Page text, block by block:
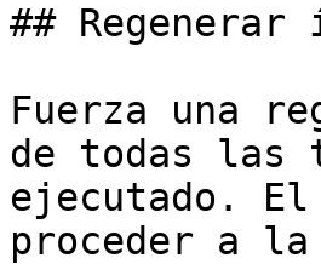
## Regenerar
Fuerza una
de todas las
ejecutado. El
proceder a